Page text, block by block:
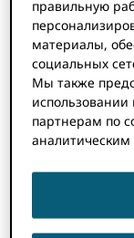
правильную
материалы,
социальных
Мы также
партнерам по